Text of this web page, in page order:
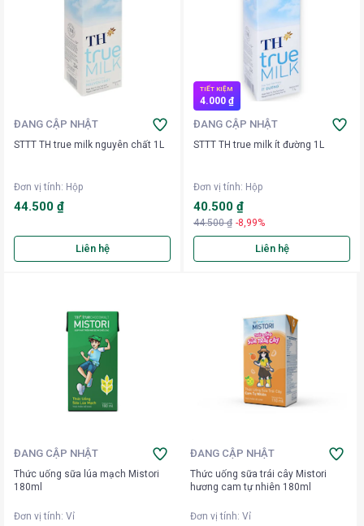
ĐANG CẬP NHẬT
STTT TH true milk nguyên chất 1L
Đơn vị tính: Hộp
44.500 ₫
Liên hệ
TIẾT KIỆM
4.000 ₫
ĐANG CẬP NHẬT
STTT TH true milk ít đường 1L
Đơn vị tính: Hộp
40.500 ₫
44.500 ₫ -8,99%
Liên hệ
ĐANG CẬP NHẬT
Thức uống sữa lúa mạch Mistori
180ml
Đơn vị tính: Vỉ
ĐANG CẬP NHẬT
Thức uống sữa trái cây Mistori
hương cam tự nhiên 180ml
Đơn vị tính: Vỉ